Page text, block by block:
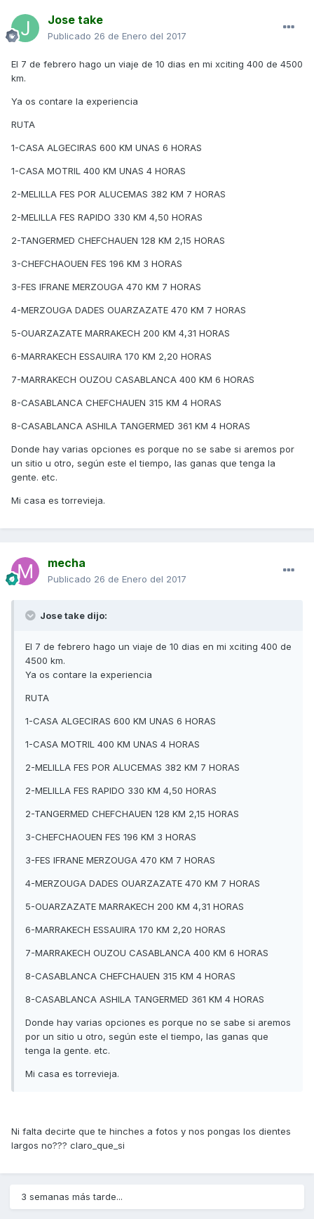
Jose take
Publicado 26 de Enero del 2017
El 7 de febrero hago un viaje de 10 dias en mi xciting 400 de 4500
km.
Ya os contare la experiencia
RUTA
1-CASA ALGECIRAS 600 KM UNAS 6 HORAS
1-CASA MOTRIL 400 KM UNAS 4 HORAS
2-MELILLA FES POR ALUCEMAS 382 KM 7 HORAS
2-MELILLA FES RAPIDO 330 KM 4,50 HORAS
2-TANGERMED CHEFCHAUEN 128 KM 2,15 HORAS
3-CHEFCHAOUEN FES 196 KM 3 HORAS
3-FES IFRANE MERZOUGA 470 KM 7 HORAS
4-MERZOUGA DADES OUARZAZATE 470 KM 7 HORAS
5-OUARZAZATE MARRAKECH 200 KM 4,31 HORAS
6-MARRAKECH ESSAUIRA 170 KM 2,20 HORAS
7-MARRAKECH OUZOU CASABLANCA 400 KM 6 HORAS
8-CASABLANCA CHEFCHAUEN 315 KM 4 HORAS
8-CASABLANCA ASHILA TANGERMED 361 KM 4 HORAS
Donde hay varias opciones es porque no se sabe si aremos por
un sitio u otro, según este el tiempo, las ganas que tenga la
gente. etc.
Mi casa es torrevieja.
mecha
Publicado 26 de Enero del 2017
Jose take dijo:
El 7 de febrero hago un viaje de 10 dias en mi xciting 400 de
4500 km.
Ya os contare la experiencia
RUTA
1-CASA ALGECIRAS 600 KM UNAS 6 HORAS
1-CASA MOTRIL 400 KM UNAS 4 HORAS
2-MELILLA FES POR ALUCEMAS 382 KM 7 HORAS
2-MELILLA FES RAPIDO 330 KM 4,50 HORAS
2-TANGERMED CHEFCHAUEN 128 KM 2,15 HORAS
3-CHEFCHAOUEN FES 196 KM 3 HORAS
3-FES IFRANE MERZOUGA 470 KM 7 HORAS
4-MERZOUGA DADES OUARZAZATE 470 KM 7 HORAS
5-OUARZAZATE MARRAKECH 200 KM 4,31 HORAS
6-MARRAKECH ESSAUIRA 170 KM 2,20 HORAS
7-MARRAKECH OUZOU CASABLANCA 400 KM 6 HORAS
8-CASABLANCA CHEFCHAUEN 315 KM 4 HORAS
8-CASABLANCA ASHILA TANGERMED 361 KM 4 HORAS
Donde hay varias opciones es porque no se sabe si aremos
por un sitio u otro, según este el tiempo, las ganas que
tenga la gente. etc.
Mi casa es torrevieja.
Ni falta decirte que te hinches a fotos y nos pongas los dientes
largos no??? claro_que_si
3 semanas más tarde...